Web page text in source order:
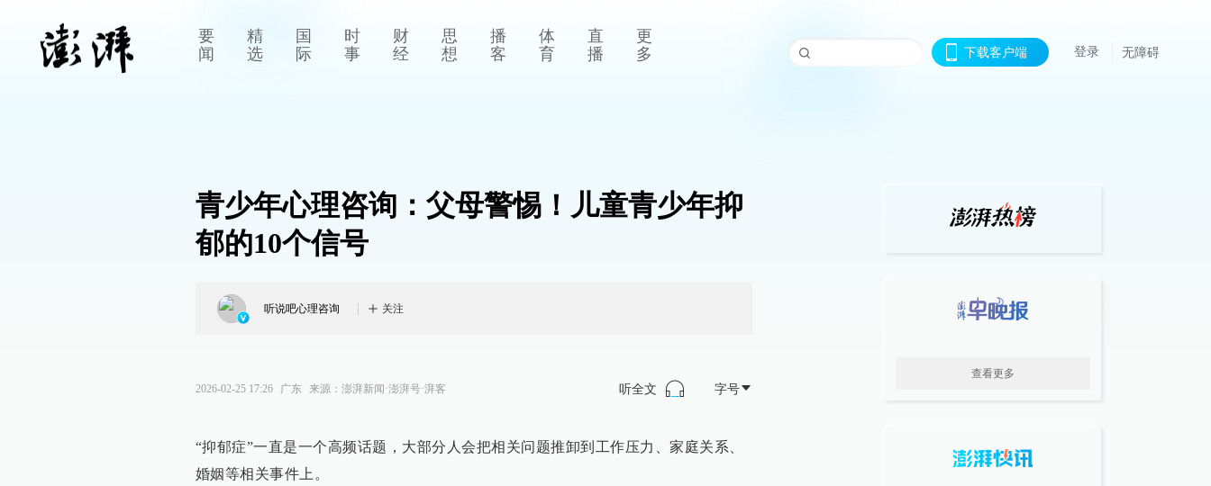
要
闻
精
选
国
际
时
事
财
经
思
想
播
客
体
育
直
播
更
多
下载客户端 登录 无障碍
青少年心理咨询：父母警惕！儿童青少年抑
郁的10个信号
听说吧心理咨询 关注
2026-02-25 17:26 广东 来源： 澎湃新闻·澎湃号·湃客 听全文 字号
“抑郁症”一直是一个高频话题，大部分人会把相关问题推卸到工作压力、家庭关系、
婚姻等相关事件上。
查看更多